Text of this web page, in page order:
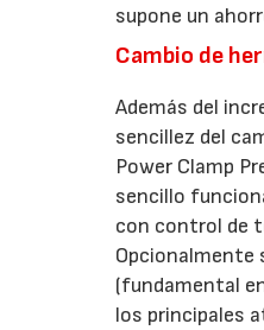
supone un
Cambio de
Además del
sencillez del
Power Clamp
sencillo
con control de
Opcionalmente
(fundamental
los principales